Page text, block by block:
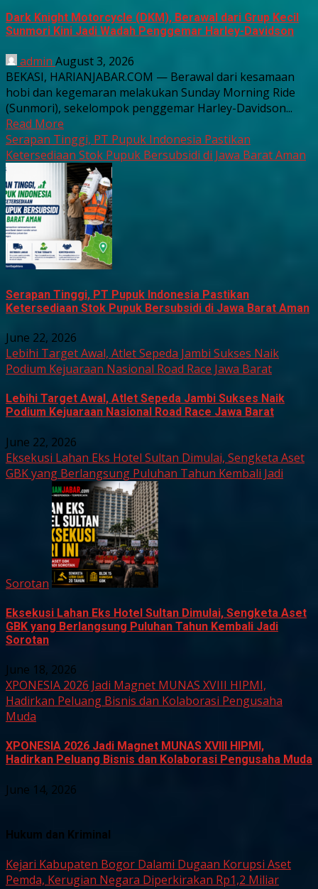
Dark Knight Motorcycle (DKM), Berawal dari Grup Kecil
Sunmori Kini Jadi Wadah Penggemar Harley-Davidson
admin August 3, 2026
BEKASI, HARIANJABAR.COM — Berawal dari kesamaan
hobi dan kegemaran melakukan Sunday Morning Ride
(Sunmori), sekelompok penggemar Harley-Davidson...
Read More
Serapan Tinggi, PT Pupuk Indonesia Pastikan
Ketersediaan Stok Pupuk Bersubsidi di Jawa Barat Aman
Serapan Tinggi, PT Pupuk Indonesia Pastikan
Ketersediaan Stok Pupuk Bersubsidi di Jawa Barat Aman
June 22, 2026
Lebihi Target Awal, Atlet Sepeda Jambi Sukses Naik
Podium Kejuaraan Nasional Road Race Jawa Barat
Lebihi Target Awal, Atlet Sepeda Jambi Sukses Naik
Podium Kejuaraan Nasional Road Race Jawa Barat
June 22, 2026
Eksekusi Lahan Eks Hotel Sultan Dimulai, Sengketa Aset
GBK yang Berlangsung Puluhan Tahun Kembali Jadi
Sorotan
Eksekusi Lahan Eks Hotel Sultan Dimulai, Sengketa Aset
GBK yang Berlangsung Puluhan Tahun Kembali Jadi
Sorotan
June 18, 2026
XPONESIA 2026 Jadi Magnet MUNAS XVIII HIPMI,
Hadirkan Peluang Bisnis dan Kolaborasi Pengusaha
Muda
XPONESIA 2026 Jadi Magnet MUNAS XVIII HIPMI,
Hadirkan Peluang Bisnis dan Kolaborasi Pengusaha Muda
June 14, 2026
Hukum dan Kriminal
Kejari Kabupaten Bogor Dalami Dugaan Korupsi Aset
Pemda, Kerugian Negara Diperkirakan Rp1,2 Miliar